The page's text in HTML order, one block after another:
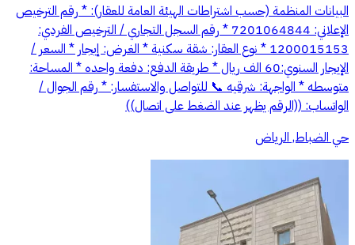
البيانات المنظمة (حسب اشتراطات الهيئة العامة للعقار): * رقم الترخيص
الإعلاني: 7201064844 * رقم السجل التجاري / الترخيص الفردي:
1200015153 * نوع العقار: شقة سكنية * الغرض: إيجار * السعر /
الإيجار السنوي:60 الف ريال * طريقة الدفع: دفعة واحده * المساحة:
متوسطه * الواجهة: شرقيه 📞 للتواصل والاستفسار: * رقم الجوال /
الواتساب: ((الرقم يظهر عند الضغط على اتصال))
حي الضباط, الرياض